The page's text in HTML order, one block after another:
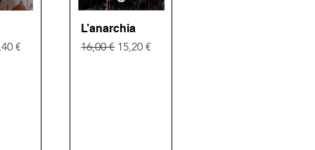
scontato
€
Vista rapida
L’anarchia
Prezzo regolare
16,00 € Prezzo scontato
15,20 €